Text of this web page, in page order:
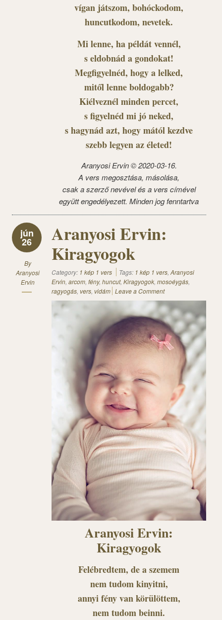
vígan játszom, bohóckodom,
huncutkodom, nevetek.
Mi lenne, ha példát vennél,
s eldobnád a gondokat!
Megfigyelnéd, hogy a lelked,
mitől lenne boldogabb?
Kiélveznél minden percet,
s figyelnéd mi jó neked,
s hagynád azt, hogy mától kezdve
szebb legyen az életed!
Aranyosi Ervin © 2020-03-16.
A vers megosztása, másolása,
csak a szerző nevével és a vers címével
együtt engedélyezett. Minden jog fenntartva
jún
26
By
Aranyosi
Ervin
Aranyosi Ervin:
Kiragyogok
Category: 1 kép 1 vers Tags: 1 kép 1 vers, Aranyosi
Ervin, arcom, fény, huncut, Kiragyogok, mosoéygás,
ragyogás, vers, vidám Leave a Comment
Aranyosi Ervin:
Kiragyogok
Felébredtem, de a szemem
nem tudom kinyitni,
annyi fény van körülöttem,
nem tudom beinni.